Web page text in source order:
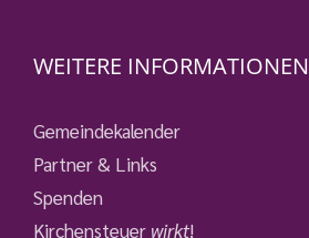
WEITERE INFORMATIONEN
Gemeindekalender
Partner & Links
Spenden
Kirchensteuer wirkt!